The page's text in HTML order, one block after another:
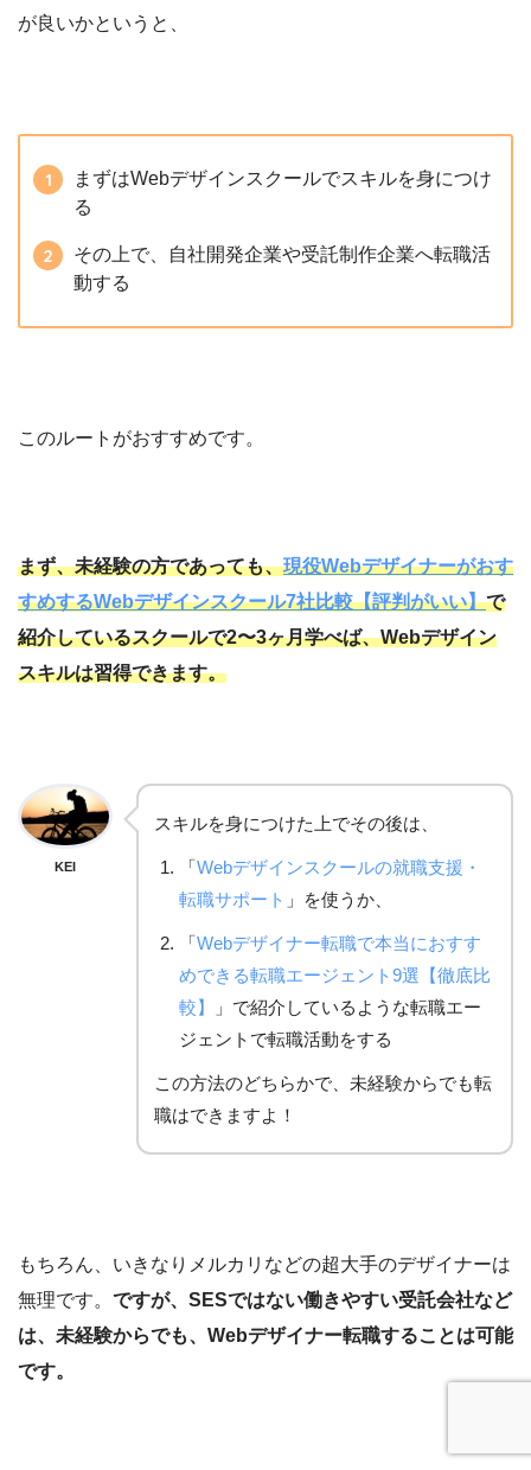
が良いかというと、
まずはWebデザインスクールでスキルを身につけ
る
その上で、自社開発企業や受託制作企業へ転職活
動する
このルートがおすすめです。
まず、未経験の方であっても、現役Webデザイナーがおす
すめするWebデザインスクール7社比較【評判がいい】で
紹介しているスクールで2〜3ヶ月学べば、Webデザイン
スキルは習得できます。
KEI
スキルを身につけた上でその後は、
「Webデザインスクールの就職支援・
転職サポート 」を使うか、
「Webデザイナー転職で本当におすす
めできる転職エージェント9選【徹底比
較】
」で紹介しているような転職エー
ジェントで転職活動をする
この方法のどちらかで、未経験からでも転
職はできますよ！
もちろん、いきなりメルカリなどの超大手のデザイナーは
無理です。 ですが、SESではない働きやすい受託会社など
は、未経験からでも、Webデザイナー転職することは可能
です。